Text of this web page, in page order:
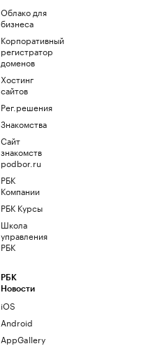
Облако для
бизнеса
Корпоративный
регистратор
доменов
Хостинг
сайтов
Рег.решения
Знакомства
Сайт
знакомств
podbor.ru
РБК
Компании
РБК Курсы
Школа
управления
РБК
РБК
Новости
iOS
Android
AppGallery